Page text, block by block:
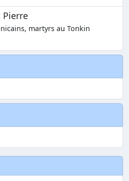
Pierre
martyrs au Tonkin